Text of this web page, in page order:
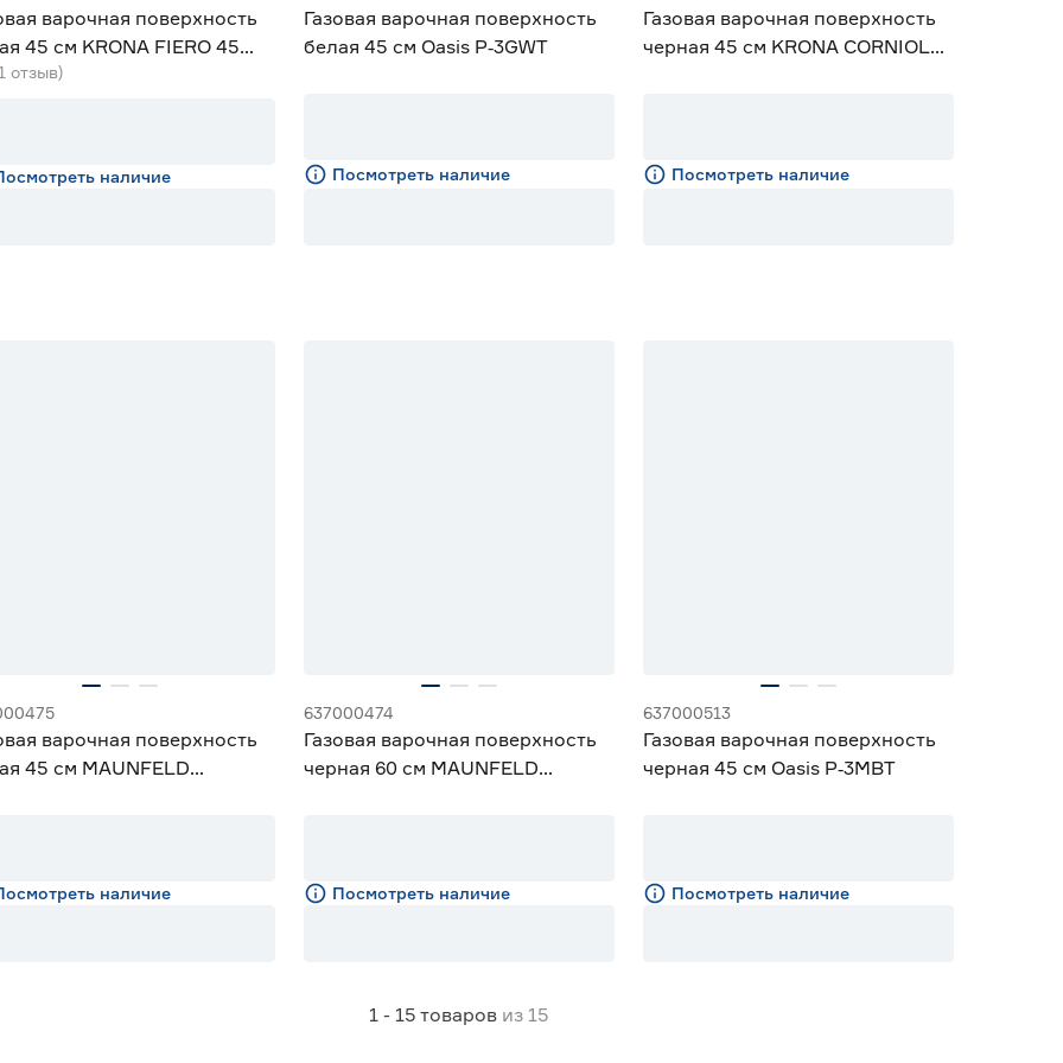
варочная поверхность
45 см KRONA FIERO 45
отзыв)
наличие
Газовая варочная поверхность
белая 45 см Oasis P‑3GWT
Посмотреть наличие
Газовая варочная поверхность
черная 45 см KRONA CORNIOLA
Посмотреть наличие
варочная поверхность
45 см MAUNFELD
наличие
637000474
Газовая варочная поверхность
черная 60 см MAUNFELD
Посмотреть наличие
637000513
Газовая варочная поверхность
черная 45 см Oasis P‑3MBT
Посмотреть наличие
1 - 15 товаров из 15